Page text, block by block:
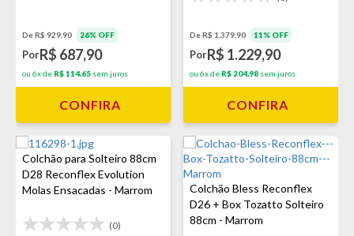
De R$ 929,90 26% OFF
PorR$ 687,90
ou 6x de R$ 114,65 sem juros
CONFIRA
De R$ 1.379,90 11% OFF
PorR$ 1.229,90
ou 6x de R$ 204,98 sem juros
CONFIRA
Colchão para Solteiro 88cm
D28 Reconflex Evolution
Molas Ensacadas - Marrom
(0)
Colchão Bless Reconflex
D26 + Box Tozatto Solteiro
88cm - Marrom